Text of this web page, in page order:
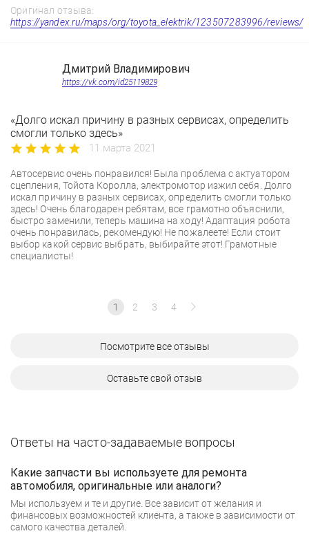
Оригинал отзыва:
https://yandex.ru/maps/org/toyota_elektrik/123507283996/reviews/
Дмитрий Владимирович
https://vk.com/id25119829
«Долго искал причину в разных сервисах, определить
смогли только здесь»
11 марта 2021
Автосервис очень понравился! Была проблема с актуатором
сцепления, Тойота Королла, электромотор изжил себя. Долго
искал причину в разных сервисах, определить смогли только
здесь! Очень благодарен ребятам, все грамотно объяснили,
быстро заменили, теперь машина на ходу! Адаптация робота
очень понравилась, рекомендую! Не пожалеете! Если стоит
выбор какой сервис выбрать, выбирайте этот! Грамотные
специалисты!
1 2 3 4
Посмотрите все отзывы
Оставьте свой отзыв
Ответы на часто-задаваемые вопросы
Какие запчасти вы используете для ремонта
автомобиля, оригинальные или аналоги?
Мы используем и те и другие. Все зависит от желания и
финансовых возможностей клиента, а также в зависимости от
самого качества деталей.